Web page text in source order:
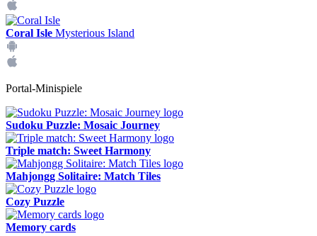
Coral Isle Mysterious Island
Portal-Minispiele
Sudoku Puzzle: Mosaic Journey
Triple match: Sweet Harmony
Mahjongg Solitaire: Match Tiles
Cozy Puzzle
Memory cards